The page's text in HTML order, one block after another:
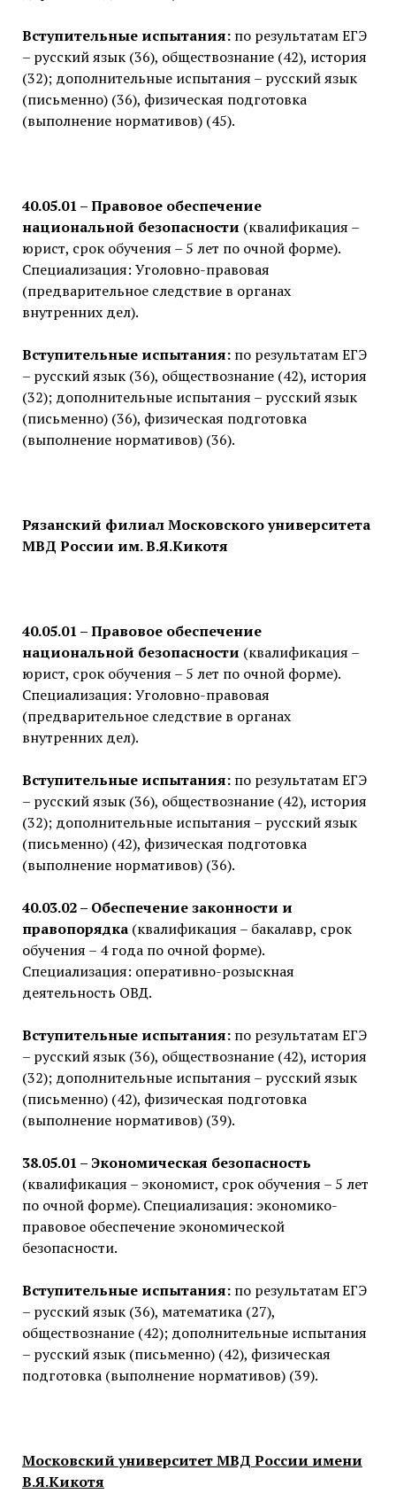
Вступительные испытания:по результатам ЕГЭ
– русский язык (36), обществознание (42), история
(32); дополнительные испытания – русский язык
(письменно) (36), физическая подготовка
(выполнение нормативов) (45).
40.05.01 – Правовое обеспечение
национальной безопасности (квалификация –
юрист, срок обучения – 5 лет по очной форме).
Специализация: Уголовно-правовая
(предварительное следствие в органах
внутренних дел).
Вступительные испытания:по результатам ЕГЭ
– русский язык (36), обществознание (42), история
(32); дополнительные испытания – русский язык
(письменно) (36), физическая подготовка
(выполнение нормативов) (36).
Рязанский филиал Московского университета
МВД России им. В.Я.Кикотя
40.05.01 – Правовое обеспечение
национальной безопасности (квалификация –
юрист, срок обучения – 5 лет по очной форме).
Специализация: Уголовно-правовая
(предварительное следствие в органах
внутренних дел).
Вступительные испытания:по результатам ЕГЭ
– русский язык (36), обществознание (42), история
(32); дополнительные испытания – русский язык
(письменно) (42), физическая подготовка
(выполнение нормативов) (36).
40.03.02 – Обеспечение законности и
правопорядка(квалификация – бакалавр, срок
обучения – 4 года по очной форме).
Специализация: оперативно-розыскная
деятельность ОВД.
Вступительные испытания:по результатам ЕГЭ
– русский язык (36), обществознание (42), история
(32); дополнительные испытания – русский язык
(письменно) (42), физическая подготовка
(выполнение нормативов) (39).
38.05.01 – Экономическая безопасность
(квалификация – экономист, срок обучения – 5 лет
по очной форме). Специализация: экономико-
правовое обеспечение экономической
безопасности.
Вступительные испытания:по результатам ЕГЭ
– русский язык (36), математика (27),
обществознание (42); дополнительные испытания
– русский язык (письменно) (42), физическая
подготовка (выполнение нормативов) (39).
Московский университет МВД России имени
В.Я.Кикотя